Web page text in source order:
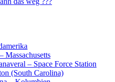
Massachusetts
– Space Force Station
(South Carolina)